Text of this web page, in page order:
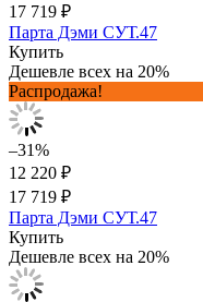
17 719 ₽
Парта Дэми СУТ.47
Купить
Дешевле всех на 20%
Распродажа!
–31%
12 220 ₽
17 719 ₽
Парта Дэми СУТ.47
Купить
Дешевле всех на 20%